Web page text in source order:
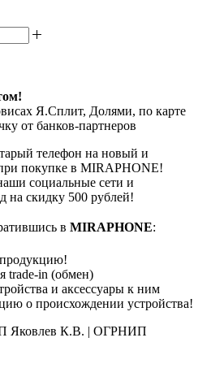
Я.Сплит, Долями, по карте
от банков-партнеров
телефон на новый и
покупке в MIRAPHONE!
социальные сети и
на скидку 500 рублей!
в MIRAPHONE:
trade-in (обмен)
и аксессуары к ним
о происхождении устройства!
Яковлев К.В. | ОГРНИП